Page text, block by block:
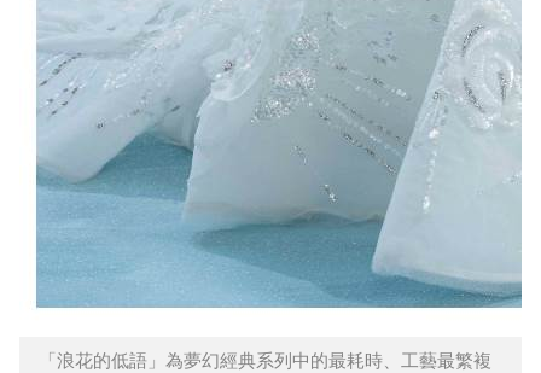
「浪花的低語」為夢幻經典系列中的最耗時、工藝最繁複